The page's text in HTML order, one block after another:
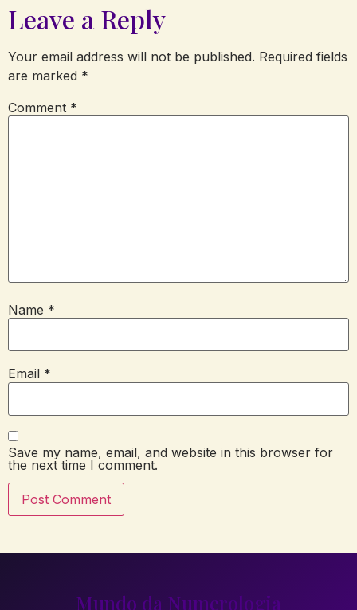
Leave a Reply
Your email address will not be published. Required fields
are marked *
Comment *
Name *
Email *
Save my name, email, and website in this browser for
the next time I comment.
Mundo da Numerologia